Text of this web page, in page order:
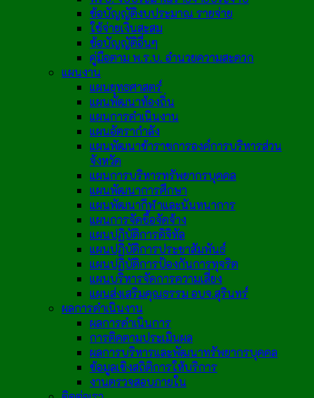
ข้อบัญญัติงบประมาณ รายจ่าย
ใช้จ่ายเงินสะสม
ข้อบัญญัติอื่นๆ
คู่มือตาม พ.ร.บ. อำนวยความสะดวก
แผนงาน
แผนยุทธศาสตร์
แผนพัฒนาท้องถิ่น
แผนการดำเนินงาน
แผนอัตรากำลัง
แผนพัฒนาข้าราชการองค์การบริหารส่วน
จังหวัด
แผนการบริหารทรัพยากรบุคคล
แผนพัฒนาการศึกษา
แผนพัฒนากีฬาและนันทนาการ
แผนการจัดซื้อจัดจ้าง
แผนปฏิบัติการดิจิทัล
แผนปฏิบัติการประชาสัมพันธ์
แผนปฏิบัติการป้องกันการทุจริต
แผนบริหารจัดการความเสี่ยง
แผนส่งเสริมคุณธรรม อบจ.สุรินทร์
ผลการดำเนินงาน
ผลการดำเนินการ
การติดตามประเมินผล
ผลการบริหารและพัฒนาทรัพยากรบุคคล
ข้อมูลเชิงสถิติการให้บริการ
งานตรวจสอบภายใน